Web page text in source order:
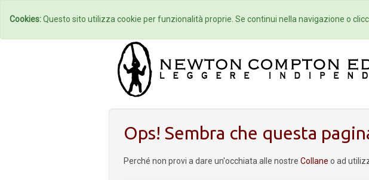
Home Autori Eventi
Ops! Sembra che questa
Perché non provi a dare un'occhiata alle nostre Collane o ad
Cookies:Questo sito utilizza cookie per funzionalità proprie. Se continui nella navigazione o